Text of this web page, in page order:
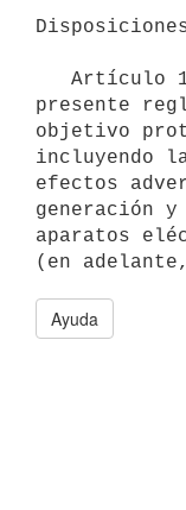
presente
objetivo
incluyendo
efectos
generación
aparatos
Ayuda